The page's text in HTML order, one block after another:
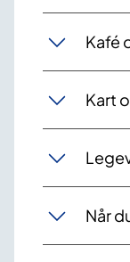
Kafé
Kart
Når